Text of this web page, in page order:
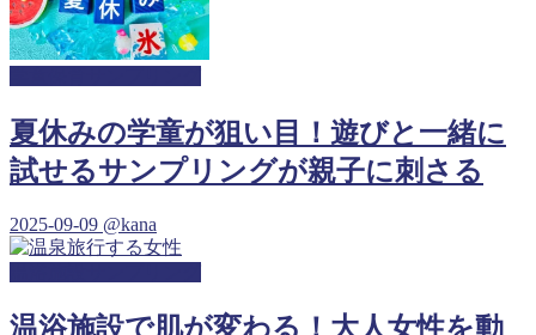
夏休みの学童が狙い目！遊びと一緒に
試せるサンプリングが親子に刺さる
2025-09-09 @kana
温浴施設で肌が変わる！大人女性を動